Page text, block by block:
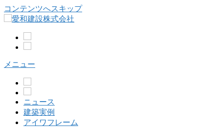
コンテンツへスキップ
メニュー
ニュース
建築実例
アイワフレーム